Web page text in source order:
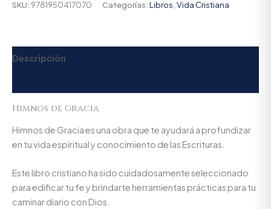
SKU: 9781950417070 Categorías:Libros Vida Cristiana
Descripción
Himnos de Gracia
Himnos de Gracia es una obra que te ayudará a profundizar
en tu vida espiritual y conocimiento de las Escrituras.
Este libro cristiano ha sido cuidadosamente seleccionado
para edificar tu fe y brindarte herramientas prácticas para tu
caminar diario con Dios.